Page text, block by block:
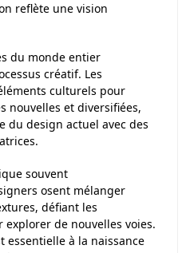
reflète une vision
du monde entier
créatif. Les
culturels pour
nouvelles et diversifiées,
du design actuel avec des
souvent
osent mélanger
défiant les
de nouvelles voies.
essentielle à la naissance